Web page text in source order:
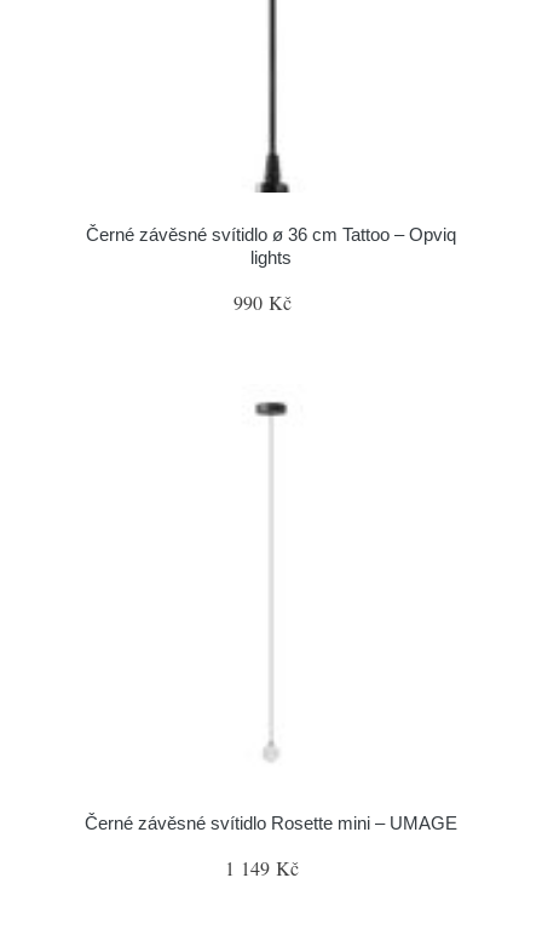
Černé závěsné svítidlo ø 36 cm Tattoo – Opviq
lights
990 Kč
Černé závěsné svítidlo Rosette mini – UMAGE
1 149 Kč